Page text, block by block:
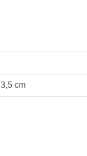
cm